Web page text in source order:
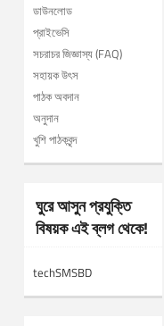
ডাউনলোড
প্রাইভেসি
সচরাচর জিজ্ঞাস্য (FAQ)
সহায়ক উৎস
পাঠক অবদান
অনুদান
খুশি পাঠকবৃন্দ
ঘুরে আসুন প্রযুক্তি
বিষয়ক এই ব্লগ থেকে!
techSMSBD